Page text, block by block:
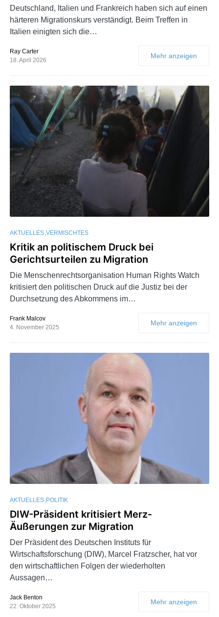
Deutschland, Italien und Frankreich haben sich auf einen
härteren Migrationskurs verständigt. Beim Treffen in
Italien einigten sich die…
Ray Carter
18. April 2026
Mehr anzeigen
AKTUELLES VERMISCHTES
Kritik an politischem Druck bei
Gerichtsurteilen zu Migration
Die Menschenrechtsorganisation Human Rights Watch
kritisiert den politischen Druck auf die Justiz bei der
Durchsetzung des Abkommens im…
Frank Malcov
4. November 2025
Mehr anzeigen
AKTUELLES POLITIK
DIW-Präsident kritisiert Merz-
Äußerungen zur Migration
Der Präsident des Deutschen Instituts für
Wirtschaftsforschung (DIW), Marcel Fratzscher, hat vor
den wirtschaftlichen Folgen der wiederholten
Aussagen…
Jack Benton
22. Oktober 2025
Mehr anzeigen